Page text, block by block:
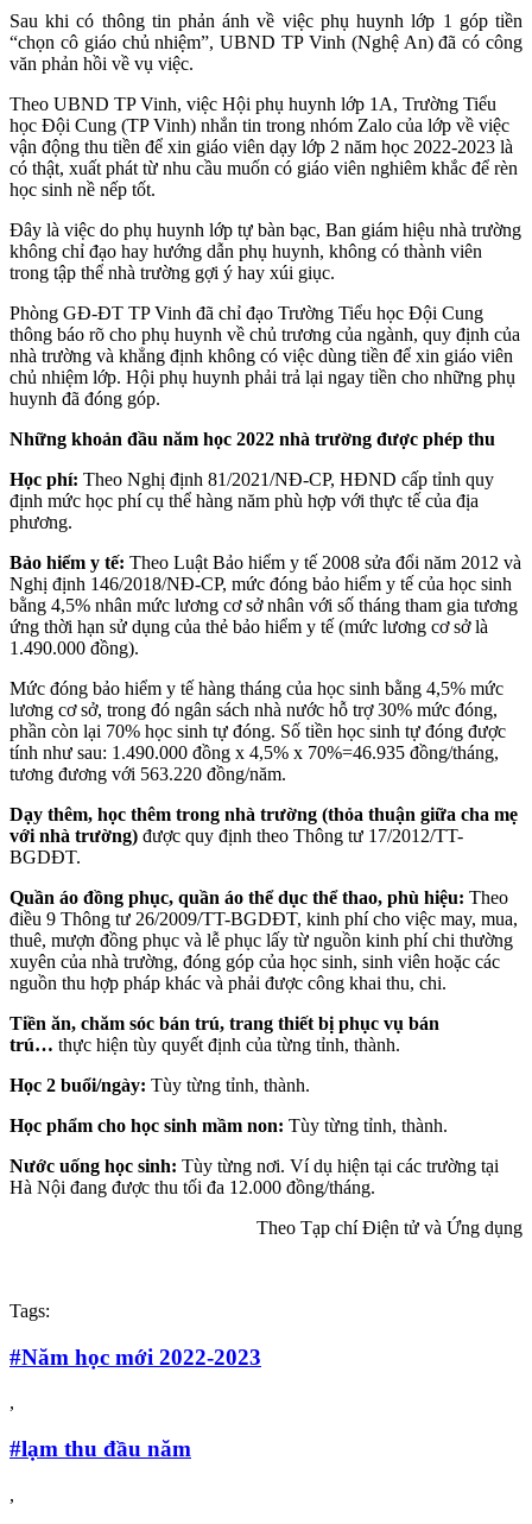
Sau khi có thông tin phản ánh về việc phụ huynh lớp 1 góp tiền
“chọn cô giáo chủ nhiệm”, UBND TP Vinh (Nghệ An) đã có công
văn phản hồi về vụ việc.
Theo UBND TP Vinh, việc Hội phụ huynh lớp 1A, Trường Tiểu
học Đội Cung (TP Vinh) nhắn tin trong nhóm Zalo của lớp về việc
vận động thu tiền để xin giáo viên dạy lớp 2 năm học 2022-2023 là
có thật, xuất phát từ nhu cầu muốn có giáo viên nghiêm khắc để rèn
học sinh nề nếp tốt.
Đây là việc do phụ huynh lớp tự bàn bạc, Ban giám hiệu nhà trường
không chỉ đạo hay hướng dẫn phụ huynh, không có thành viên
trong tập thể nhà trường gợi ý hay xúi giục.
Phòng GĐ-ĐT TP Vinh đã chỉ đạo Trường Tiểu học Đội Cung
thông báo rõ cho phụ huynh về chủ trương của ngành, quy định của
nhà trường và khẳng định không có việc dùng tiền để xin giáo viên
chủ nhiệm lớp. Hội phụ huynh phải trả lại ngay tiền cho những phụ
huynh đã đóng góp.
Những khoản đầu năm học 2022 nhà trường được phép thu
Học phí: Theo Nghị định 81/2021/NĐ-CP, HĐND cấp tỉnh quy
định mức học phí cụ thể hàng năm phù hợp với thực tế của địa
phương.
Bảo hiểm y tế: Theo Luật Bảo hiểm y tế 2008 sửa đổi năm 2012 và
Nghị định 146/2018/NĐ-CP, mức đóng bảo hiểm y tế của học sinh
bằng 4,5% nhân mức lương cơ sở nhân với số tháng tham gia tương
ứng thời hạn sử dụng của thẻ bảo hiểm y tế (mức lương cơ sở là
1.490.000 đồng).
Mức đóng bảo hiểm y tế hàng tháng của học sinh bằng 4,5% mức
lương cơ sở, trong đó ngân sách nhà nước hỗ trợ 30% mức đóng,
phần còn lại 70% học sinh tự đóng. Số tiền học sinh tự đóng được
tính như sau: 1.490.000 đồng x 4,5% x 70%=46.935 đồng/tháng,
tương đương với 563.220 đồng/năm.
Dạy thêm, học thêm trong nhà trường (thỏa thuận giữa cha mẹ
với nhà trường) được quy định theo Thông tư 17/2012/TT-
BGDĐT.
Quần áo đồng phục, quần áo thể dục thể thao, phù hiệu: Theo
điều 9 Thông tư 26/2009/TT-BGDĐT, kinh phí cho việc may, mua,
thuê, mượn đồng phục và lễ phục lấy từ nguồn kinh phí chi thường
xuyên của nhà trường, đóng góp của học sinh, sinh viên hoặc các
nguồn thu hợp pháp khác và phải được công khai thu, chi.
Tiền ăn, chăm sóc bán trú, trang thiết bị phục vụ bán
trú… thực hiện tùy quyết định của từng tỉnh, thành.
Học 2 buổi/ngày: Tùy từng tỉnh, thành.
Học phẩm cho học sinh mầm non: Tùy từng tỉnh, thành.
Nước uống học sinh: Tùy từng nơi. Ví dụ hiện tại các trường tại
Hà Nội đang được thu tối đa 12.000 đồng/tháng.
Theo Tạp chí Điện tử và Ứng dụng
Tags:
#Năm học mới 2022-2023
,
#lạm thu đầu năm
,